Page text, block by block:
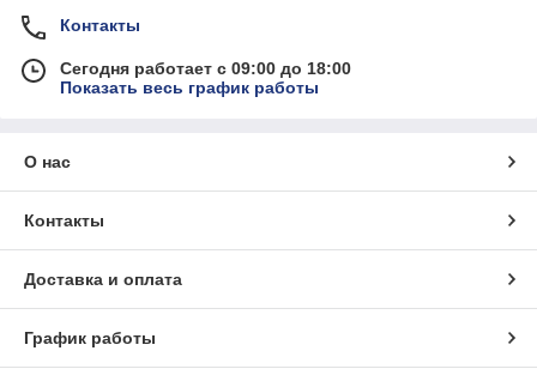
Контакты
Сегодня работает с 09:00 до 18:00
Показать весь график работы
О нас
Контакты
Доставка и оплата
График работы